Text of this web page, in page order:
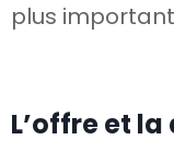
plus
L’offre et